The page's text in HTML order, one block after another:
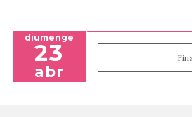
diumenge
23
abr